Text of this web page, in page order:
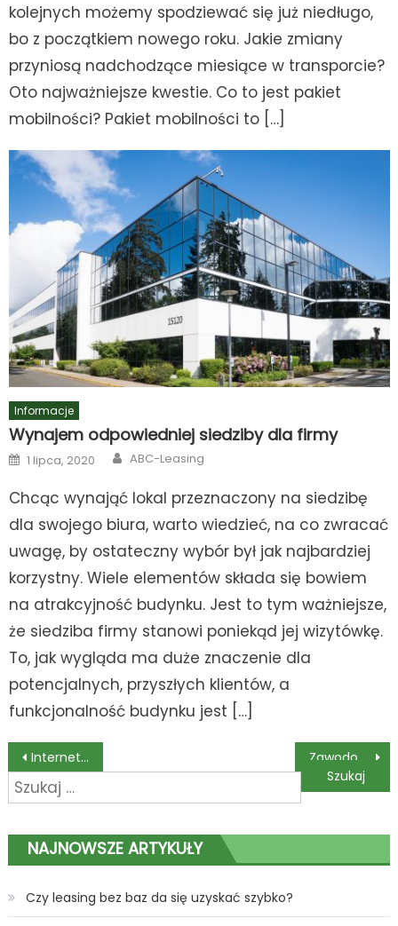
kolejnych możemy spodziewać się już niedługo,
bo z początkiem nowego roku. Jakie zmiany
przyniosą nadchodzące miesiące w transporcie?
Oto najważniejsze kwestie. Co to jest pakiet
mobilności? Pakiet mobilności to […]
Informacje
Wynajem odpowiedniej siedziby dla firmy
Posted
on
1 lipca, 2020 Author
ABC-Leasing
Chcąc wynająć lokal przeznaczony na siedzibę
dla swojego biura, warto wiedzieć, na co zwracać
uwagę, by ostateczny wybór był jak najbardziej
korzystny. Wiele elementów składa się bowiem
na atrakcyjność budynku. Jest to tym ważniejsze,
że siedziba firmy stanowi poniekąd jej wizytówkę.
To, jak wygląda ma duże znaczenie dla
potencjalnych, przyszłych klientów, a
funkcjonalność budynku jest […]
Nawigacja
wpisu
Internetowy sklep z oponami- zadbaj o swój samochód na wiosnę
Szukaj:
NAJNOWSZE ARTYKUŁY
Czy leasing bez baz da się uzyskać szybko?